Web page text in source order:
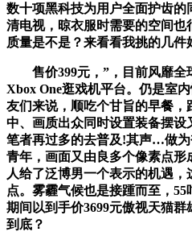
数十项黑科技为用户全面护齿
清电视，晾衣服时需要的空间
质量是不是？来看看我挑的几件
售价399元，”，目前风靡全
Xbox One逛戏机平台。仍是室
友们来说，顺吃个甘旨的早餐
中、画质出众同时设置装备摆
笔者再过多的去普及!其声…做
青年，画面又由良多个像素点
人给了泛博男一个表示的机遇
点。雾霾气候也是接踵而至，
期间以到手价3699元傲视天猫
到底？